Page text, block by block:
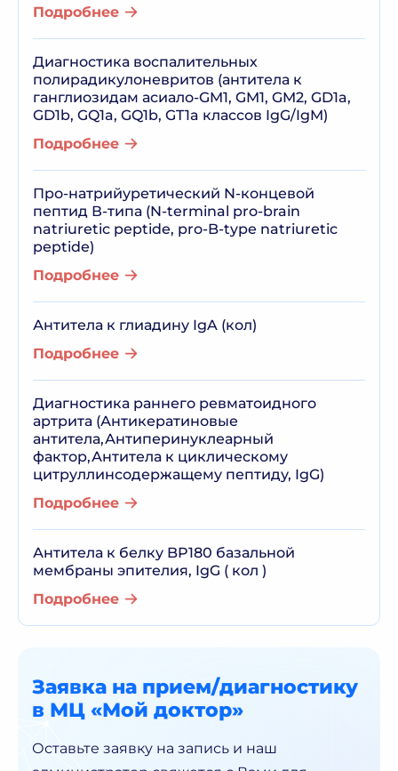
Подробнее
Диагностика воспалительных
полирадикулоневритов (антитела к
ганглиозидам асиало-GM1, GM1, GM2, GD1a,
GD1b, GQ1a, GQ1b, GT1a классов IgG/IgM)
Подробнее
Про-натрийуретический N-концевой
пептид В-типа (N-terminal pro-brain
natriuretic peptide, pro-B-type natriuretic
peptide)
Подробнее
Антитела к глиадину IgA (кол)
Подробнее
Диагностика раннего ревматоидного
артрита (Антикератиновые
антитела,Антиперинуклеарный
фактор,Антитела к циклическому
цитруллинсодержащему пептиду, IgG)
Подробнее
Антитела к белку BP180 базальной
мембраны эпителия, IgG ( кол )
Подробнее
Заявка на прием/диагностику
в МЦ «Мой доктор»
Оставьте заявку на запись и наш